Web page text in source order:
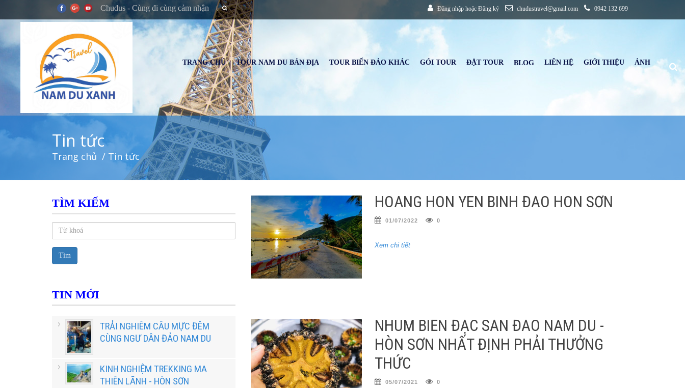
Chudus - Cùng đi cùng cảm nhận Đăng nhập hoặc Đăng ký chudustravel@gmail.com 0942 132 699
TRANG CHỦ TOUR NAM DU BẢN ĐỊA TOUR BIỂN ĐẢO KHÁC GÓI TOUR ĐẶT TOUR BLOG LIÊN HỆ GIỚI THIỆU ẢNH
Tin tức
Trang chủ / Tin tức
HOÀNG HÔN YÊN BÌNH ĐẢO HÒN SƠN
01/07/2022 0
Xem chi tiết
NHUM BIỂN ĐẶC SẢN ĐẢO NAM DU -
HÒN SƠN NHẤT ĐỊNH PHẢI THƯỞNG
THỨC
05/07/2021 0
TÌM KIẾM
Tìm
TIN MỚI
TRẢI NGHIÊM CÂU MỰC ĐÊM
CÙNG NGƯ DÂN ĐẢO NAM DU
KINH NGHIỆM TREKKING MA
THIÊN LÃNH - HÒN SƠN